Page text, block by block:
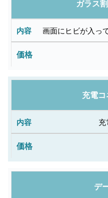
理
内
容
故
容
修
理
ガラス
画面にヒビが入っ
充電
デ